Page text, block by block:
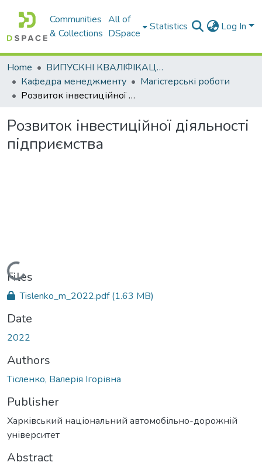
Communities
& Collections
All of
DSpace
Statistics Log In
Home
ВИПУСКНІ КВАЛІФІКАЦІЙНІ РОБОТИ
Кафедра менеджменту
Магістерські роботи
Розвиток інвестиційної діяльності підприємства
Розвиток інвестиційної діяльності
підприємства
Loading...
Files
Tislenko_m_2022.pdf(1.63 MB)
Date
2022
Authors
Тісленко, Валерія Ігорівна
Publisher
Харківський національний автомобільно-дорожній
університет
Abstract